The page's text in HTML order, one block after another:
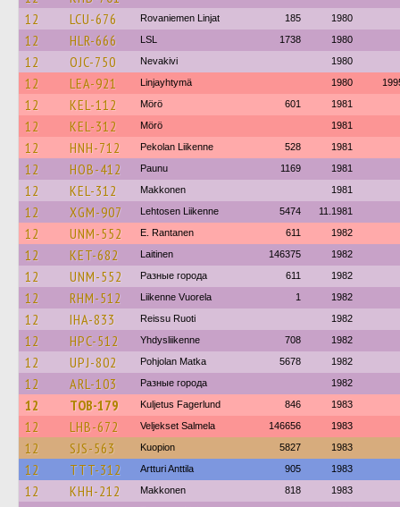
12 LCU-676 Rovaniemen Linjat 185 1980
12 HLR-666 LSL 1738 1980
12 OJC-750 Nevakivi 1980
12 LEA-921 Linjayhtymä 1980
12 KEL-112 Mörö 601 1981
12 KEL-312 Mörö 1981
12 HNH-712 Pekolan Liikenne 528 1981
12 HOB-412 Paunu 1169 1981
12 KEL-312 Makkonen 1981
12 XGM-907 Lehtosen Liikenne 5474 11.1981
12 UNM-552 E. Rantanen 611 1982
12 KET-682 Laitinen 146375 1982
12 UNM-552 Разные города 611 1982
12 RHM-512 Liikenne Vuorela 1 1982
12 IHA-833 Reissu Ruoti 1982
12 HPC-512 Yhdysliikenne 708 1982
12 UPJ-802 Pohjolan Matka 5678 1982
12 ARL-103 Разные города 1982
12 TOB-179 Kuljetus Fagerlund 846 1983
12 LHB-672 Veljekset Salmela 146656 1983
12 SJS-563 Kuopion 5827 1983
12 TTT-312 Artturi Anttila 905 1983
12 KHH-212 Makkonen 818 1983